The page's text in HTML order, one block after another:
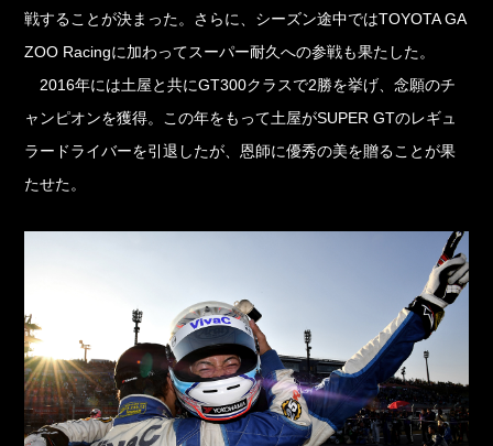
戦することが決まった。さらに、シーズン途中ではTOYOTA GA
ZOO Racingに加わってスーパー耐久への参戦も果たした。
2016年には土屋と共にGT300クラスで2勝を挙げ、念願のチ
ャンピオンを獲得。この年をもって土屋がSUPER GTのレギュ
ラードライバーを引退したが、恩師に優秀の美を贈ることが果
たせた。